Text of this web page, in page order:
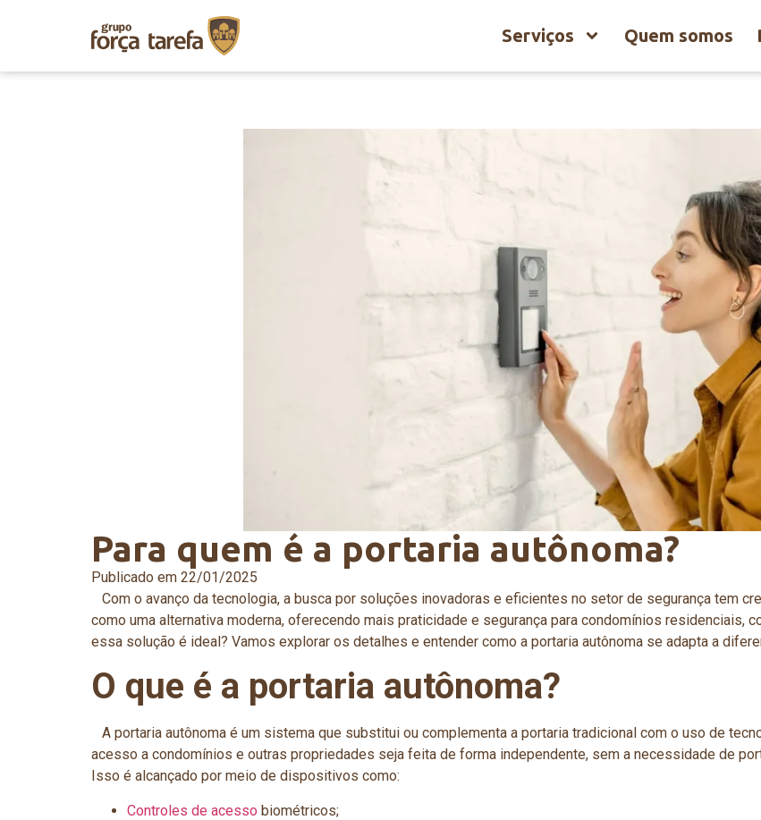
Serviços Quem somos
Para quem é a portaria autônoma?
Publicado em 22/01/2025
Com o avanço da tecnologia, a busca por soluções inovadoras e eficientes no setor de segurança tem
como uma alternativa moderna, oferecendo mais praticidade e segurança para condomínios residenciais,
essa solução é ideal? Vamos explorar os detalhes e entender como a portaria autônoma se adapta a
O que é a portaria autônoma?
A portaria autônoma é um sistema que substitui ou complementa a portaria tradicional com o uso de
acesso a condomínios e outras propriedades seja feita de forma independente, sem a necessidade de
Isso é alcançado por meio de dispositivos como:
Controles de acesso biométricos;